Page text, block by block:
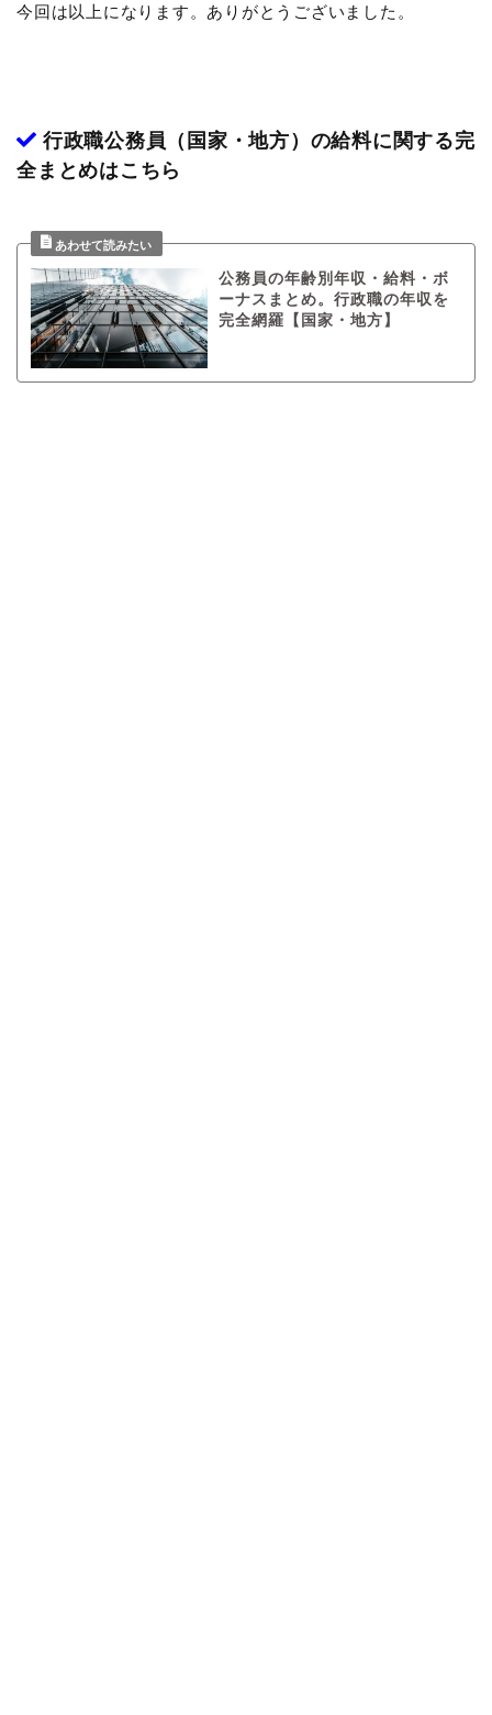
今回は以上になります。ありがとうございました。
行政職公務員（国家・地方）の給料に関する完
全まとめはこちら
公務員の年齢別年収・給料・ボ
ーナスまとめ。行政職の年収を
完全網羅【国家・地方】